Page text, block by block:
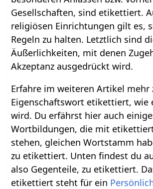
Gesellschaften, sind etikettiert.
religiösen Einrichtungen gilt es,
Regeln zu halten. Letztlich sind
Äußerlichkeiten, mit denen
Akzeptanz ausgedrückt wird.
Erfahre im weiteren Artikel mehr
Eigenschaftswort etikettiert, wie
wird. Du erfährst hier auch
Wortbildungen, die mit
stehen, gleichen Wortstamm
zu etikettiert. Unten findest du
also Gegenteile, zu etikettiert.
etikettiert steht für ein